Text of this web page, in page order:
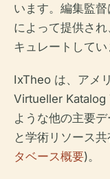
います。編集監
によって提供さ
キュレートしてい
IxTheo は、アメ
Virtueller
ような他の主要
と学術リソース
タベース概要)。